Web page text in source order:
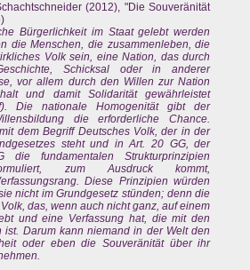
(2012), "Die Souveränität
Bürgerlichkeit im Staat gelebt werden
die Menschen, die zusammenleben, die
Volk sein, eine Nation, das durch
Schicksal oder in anderer
vor allem durch den Willen zur Nation
und damit Solidarität gewährleistet
Die nationale Homogenität gibt der
die erforderliche Chance.
dem Begriff Deutsches Volk, der in der
steht und in Art. 20 GG, der
fundamentalen Strukturprinzipien
zum Ausdruck kommt,
Diese Prinzipien würden
nicht im Grundgesetz stünden; denn die
das, wenn auch nicht ganz, auf einem
und eine Verfassung hat, die mit den
ist. Darum kann niemand in der Welt den
oder eben die Souveränität über ihr